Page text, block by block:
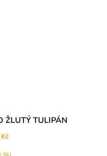
ŽLUTÝ TULIPÁN